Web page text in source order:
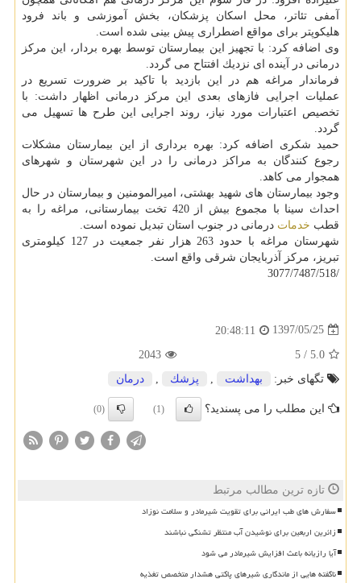
آمفی تئاتر، محل اسكان پزشكان، بخش آموزشی و باند فرود
هلیكوپتر برای مواقع اضطراری پیش بینی شده است.
وی اضافه كرد: با تجهیز این بیمارستان توسط بهره بردار، این مركز
درمانی در آینده ای نزدیك افتتاح می گردد.
فرماندار مراغه هم در این بازدید با تاكید بر ضرورت تسریع در
عملیات اجرایی فازهای بعدی این مركز درمانی اظهار داشت: با
تخصیص اعتبارات مورد نیاز، روند اجرایی این طرح ها تسهیل می
گردد.
حمید شكری اضافه كرد: بهره برداری از این بیمارستان مشكلات
رجوع كنندگان به مراكز درمانی را در این شهرستان و شهرهای
همجوار می كاهد.
وجود بیمارستان های شهید بهشتی، امیرالمومنین و بیمارستان در حال
احداث سینا با مجموع بیش از 420 تخت بیمارستانی، مراغه را به
قطب خدمات درمانی در جنوب استان تبدیل نموده است.
شهرستان مراغه با حدود 263 هزار نفر جمعیت در 127 كیلومتری
تبریز، مركز آذربایجان شرقی واقع است.
/3077/7487/518
1397/05/25
20:48:11
5.0
/
5
2043
تگهای خبر:
بهداشت پزشك درمان
این مطلب را می پسندید؟ (1)
(0)
تازه ترین مطالب مرتبط
سفارش های طب ایرانی برای تقویت شیرمادر و سلامت نوزاد
زائرین اربعین برای نوشیدن آب منتظر تشنگی نباشند
آیا رازیانه باعث افزایش شیرمادر می شود
ناگفته هایی از ماندگاری شیرهای پاکتی هشدار متخصص تغذیه